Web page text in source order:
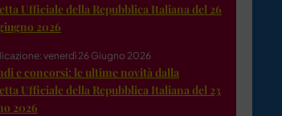
Ufficiale della Repubblica Italiana del 26
2026
venerdì 26 Giugno 2026
e concorsi: le ultime novità dalla
Ufficiale della Repubblica Italiana del 23
2026